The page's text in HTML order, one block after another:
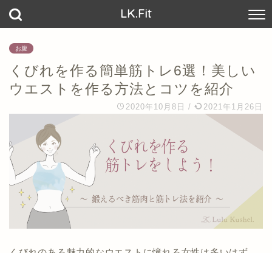
LK.Fit
お腹
くびれを作る簡単筋トレ6選！美しい
ウエストを作る方法とコツを紹介
2020年10月8日 / 2021年1月26日